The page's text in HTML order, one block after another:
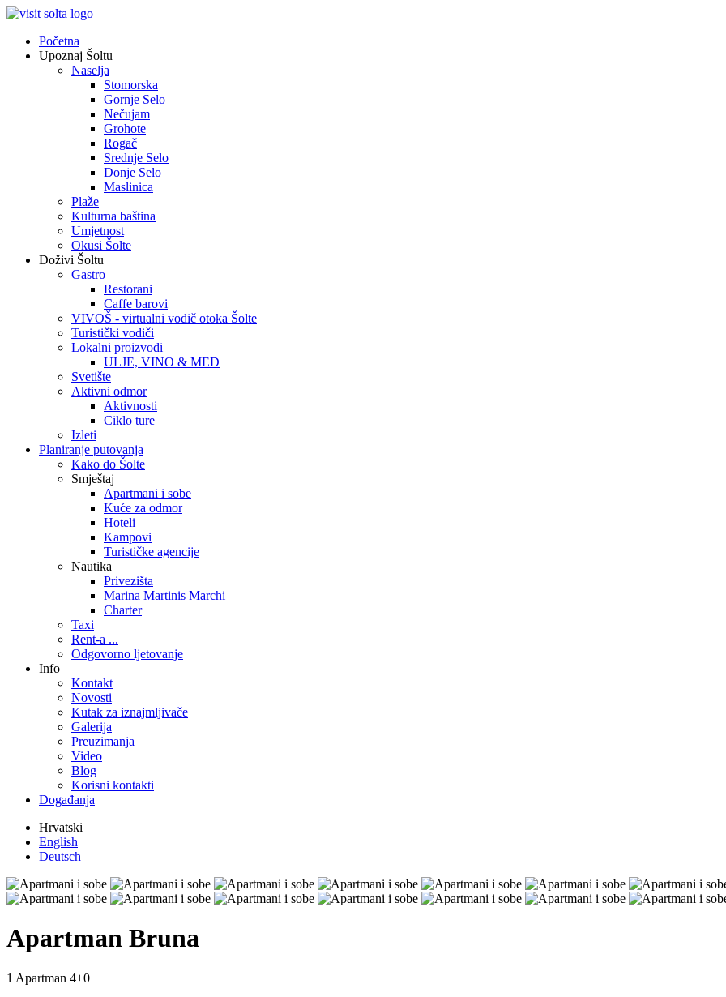
Početna
Upoznaj Šoltu
Naselja
Stomorska
Gornje Selo
Nečujam
Grohote
Rogač
Srednje Selo
Donje Selo
Maslinica
Plaže
Kulturna baština
Umjetnost
Okusi Šolte
Doživi Šoltu
Gastro
Restorani
Caffe barovi
VIVOŠ - virtualni vodič otoka Šolte
Turistički vodiči
Lokalni proizvodi
ULJE, VINO & MED
Svetište
Aktivni odmor
Aktivnosti
Ciklo ture
Izleti
Planiranje putovanja
Kako do Šolte
Smještaj
Apartmani i sobe
Kuće za odmor
Hoteli
Kampovi
Turističke agencije
Nautika
Privezišta
Marina Martinis Marchi
Charter
Taxi
Rent-a ...
Odgovorno ljetovanje
Info
Kontakt
Novosti
Kutak za iznajmljivače
Galerija
Preuzimanja
Video
Blog
Korisni kontakti
Događanja
Hrvatski
English
Deutsch
Apartman Bruna
1 Apartman 4+0